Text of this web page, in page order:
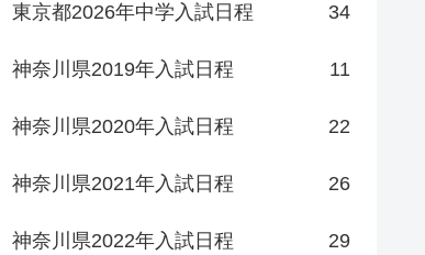
東京都2026年中学入試日程 34
神奈川県2019年入試日程 11
神奈川県2020年入試日程 22
神奈川県2021年入試日程 26
神奈川県2022年入試日程 29